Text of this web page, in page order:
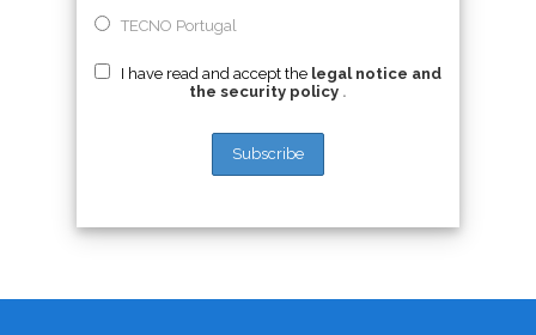
TECNO Portugal
I have read and accept the legal notice and
the security policy .